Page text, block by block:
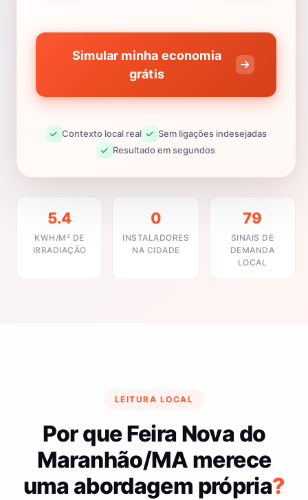
Simular minha economia
grátis
Contexto local real
Sem ligações indesejadas
Resultado em segundos
5.4
KWH/M² DE
IRRADIAÇÃO
0
INSTALADORES
NA CIDADE
79
SINAIS DE
DEMANDA
LOCAL
LEITURA LOCAL
Por que Feira Nova do
Maranhão/MA merece
uma abordagem própria?